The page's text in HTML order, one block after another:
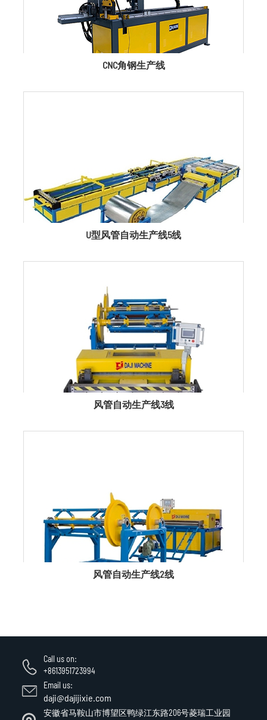
CNC角钢生产线
U型风管自动生产线5线
风管自动生产线3线
风管自动生产线2线
Call us on:
+8613951723994
Email us:
daji@dajijixie.com
安徽省马鞍山市博望区鸭绿江东路206号菱瑞工业园